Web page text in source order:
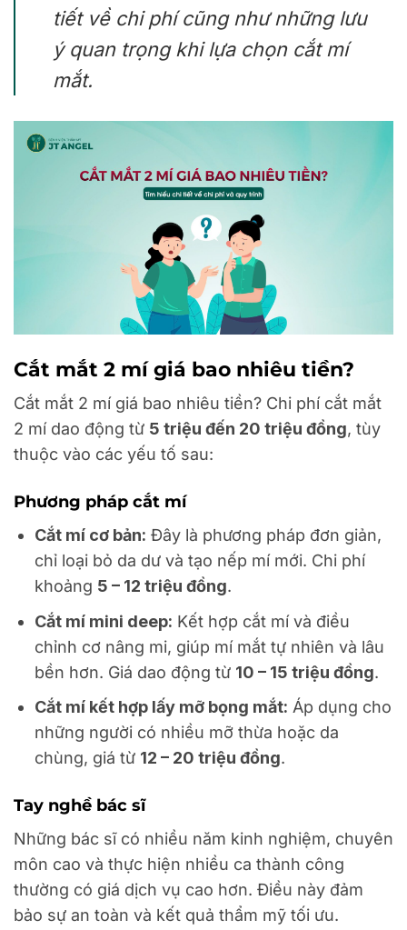
tiết về chi phí cũng như những lưu
ý quan trọng khi lựa chọn cắt mí
mắt.
Cắt mắt 2 mí giá bao nhiêu tiền?
Cắt mắt 2 mí giá bao nhiêu tiền? Chi phí cắt mắt
2 mí dao động từ 5 triệu đến 20 triệu đồng, tùy
thuộc vào các yếu tố sau:
Phương pháp cắt mí
Cắt mí cơ bản: Đây là phương pháp đơn giản,
chỉ loại bỏ da dư và tạo nếp mí mới. Chi phí
khoảng 5 – 12 triệu đồng.
Cắt mí mini deep: Kết hợp cắt mí và điều
chỉnh cơ nâng mi, giúp mí mắt tự nhiên và lâu
bền hơn. Giá dao động từ 10 – 15 triệu đồng.
Cắt mí kết hợp lấy mỡ bọng mắt: Áp dụng cho
những người có nhiều mỡ thừa hoặc da
chùng, giá từ 12 – 20 triệu đồng.
Tay nghề bác sĩ
Những bác sĩ có nhiều năm kinh nghiệm, chuyên
môn cao và thực hiện nhiều ca thành công
thường có giá dịch vụ cao hơn. Điều này đảm
bảo sự an toàn và kết quả thẩm mỹ tối ưu.